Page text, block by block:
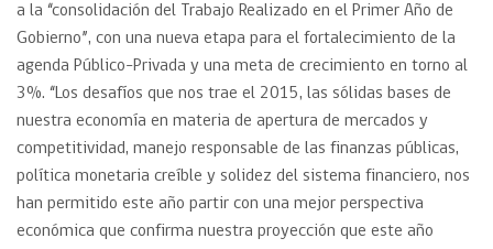
a la “consolidación del Trabajo Realizado en el Primer Año de
Gobierno”, con una nueva etapa para el fortalecimiento de la
agenda Público-Privada y una meta de crecimiento en torno al
3%. “Los desafíos que nos trae el 2015, las sólidas bases de
nuestra economía en materia de apertura de mercados y
competitividad, manejo responsable de las finanzas públicas,
política monetaria creíble y solidez del sistema financiero, nos
han permitido este año partir con una mejor perspectiva
económica que confirma nuestra proyección que este año